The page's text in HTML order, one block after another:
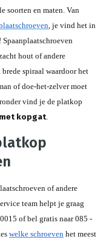
soorten en maten. Van
, je vind het in
hout of andere
spiraal waardoor het
of doe-het-zelver moet
vind je de platkop
met kopgat.
team helpt je graag
of bel gratis naar 085 -
welke schroeven het meest